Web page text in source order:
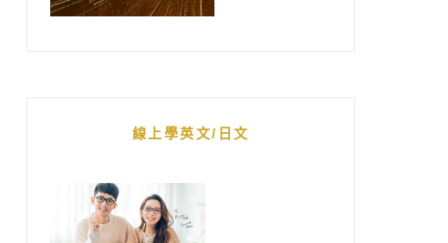
線上學英文/日文